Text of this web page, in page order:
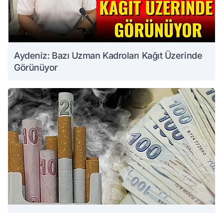
Aydeniz: Bazı Uzman Kadroları Kağıt Üzerinde
Görünüyor